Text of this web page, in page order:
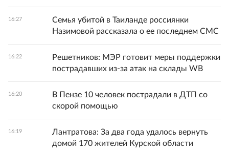
16:27
Семья убитой в Таиланде россиянки
Назимовой рассказала о ее последнем СМС
16:22
Решетников: МЭР готовит меры поддержки
пострадавших из-за атак на склады WB
16:20
В Пензе 10 человек пострадали в ДТП со
скорой помощью
16:19
Лантратова: За два года удалось вернуть
домой 170 жителей Курской области